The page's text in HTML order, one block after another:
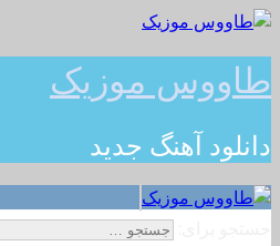
طاووس موزیک
دانلود آهنگ جدید